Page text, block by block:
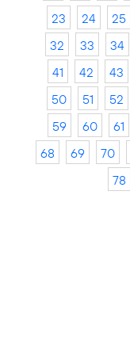
23
24 25
32
33 34
41
42 43
50
51 52
59
60 61
68
69 70
78